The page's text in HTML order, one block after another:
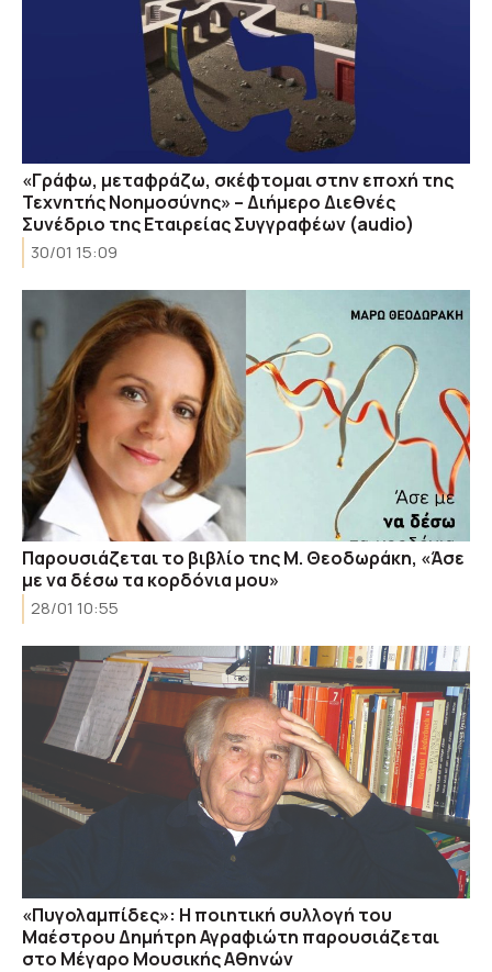
«Γράφω, μεταφράζω, σκέφτομαι στην εποχή της
Τεχνητής Νοημοσύνης» – Διήμερο Διεθνές
Συνέδριο της Εταιρείας Συγγραφέων (audio)
30/01 15:09
Παρουσιάζεται το βιβλίο της Μ. Θεοδωράκη, «Άσε
με να δέσω τα κορδόνια μου»
28/01 10:55
«Πυγολαμπίδες»: Η ποιητική συλλογή του
Μαέστρου Δημήτρη Αγραφιώτη παρουσιάζεται
στο Μέγαρο Μουσικής Αθηνών